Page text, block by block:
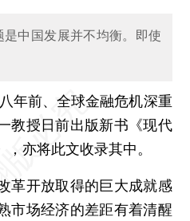
院经济系教授，清华大学文科资深教
经济科学奖，2016年度首届中国经济
较经济学、制度经济学、转轨经济学
中国发展并不均衡。即使
前、全球金融危机深重
教授日前出版新书《现代
亦将此文收录其中。
开放取得的巨大成就感
市场经济的差距有着清醒